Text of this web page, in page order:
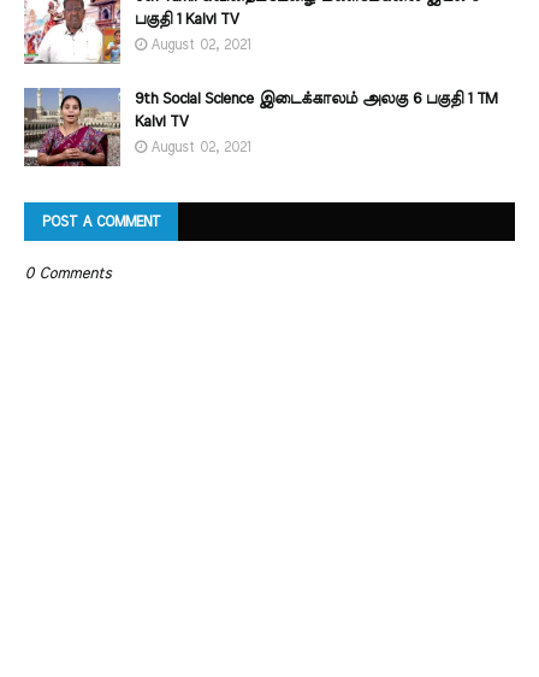
பகுதி 1 Kalvi TV
August 02, 2021
9th Social Science இடைக்காலம் அலகு 6 பகுதி 1 TM
Kalvi TV
August 02, 2021
POST A COMMENT
0 Comments